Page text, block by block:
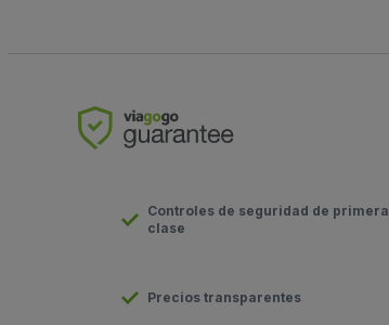
Controles de seguridad de primera
clase
Precios transparentes